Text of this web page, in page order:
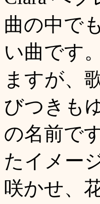
曲の中で
い曲です
ますが、
びつきも
の名前で
たイメー
咲かせ、